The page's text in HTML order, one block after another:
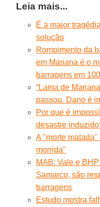
Leia mais...
É a maior
solução
Rompimento da
em Mariana é o
barragens em
“Lama de
passou. Dano é
Por que é
desastre
A "morte
morrida"
MAB: Vale e
Samarco, são
barragens
Estudo mostra